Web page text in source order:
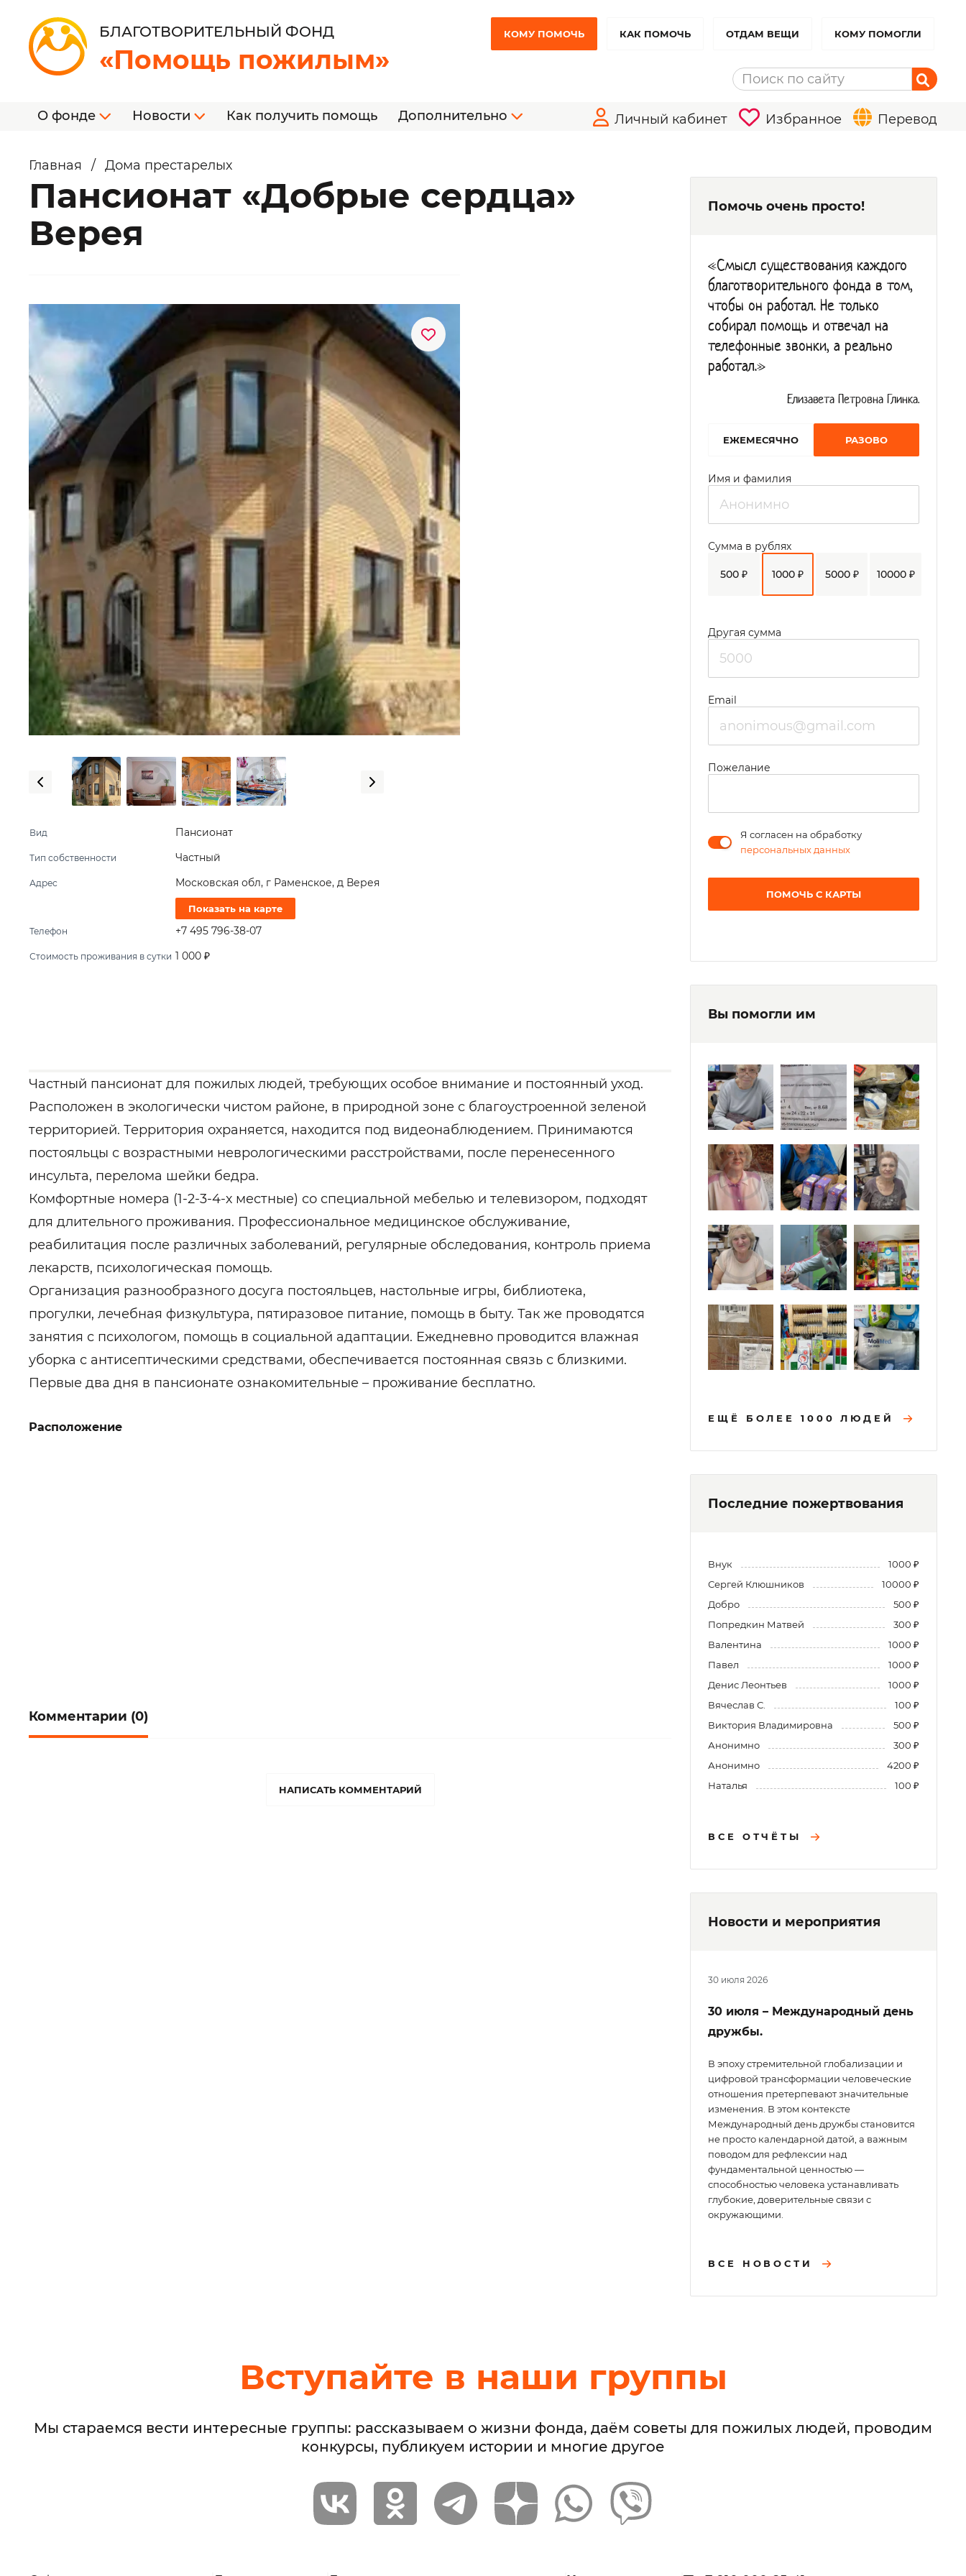
БЛАГОТВОРИТЕЛЬНЫЙ ФОНД
«Помощь пожилым»
КОМУ ПОМОЧЬ КАК ПОМОЧЬ ОТДАМ ВЕЩИ КОМУ ПОМОГЛИ
О фонде Новости Как получить помощь Дополнительно Личный кабинет Избранное Перевод
Главная / Дома престарелых
Пансионат «Добрые сердца»
Верея
Вид Пансионат
Тип собственности Частный
Адрес Московская обл, г Раменское, д Верея
Показать на карте
Телефон +7 495 796-38-07
Стоимость проживания в сутки 1 000 ₽
Частный пансионат для пожилых людей, требующих особое внимание и постоянный уход.
Расположен в экологически чистом районе, в природной зоне с благоустроенной зеленой
территорией. Территория охраняется, находится под видеонаблюдением. Принимаются
постояльцы с возрастными неврологическими расстройствами, после перенесенного
инсульта, перелома шейки бедра.
Комфортные номера (1-2-3-4-х местные) со специальной мебелью и телевизором, подходят
для длительного проживания. Профессиональное медицинское обслуживание,
реабилитация после различных заболеваний, регулярные обследования, контроль приема
лекарств, психологическая помощь.
Организация разнообразного досуга постояльцев, настольные игры, библиотека,
прогулки, лечебная физкультура, пятиразовое питание, помощь в быту. Так же проводятся
занятия с психологом, помощь в социальной адаптации. Ежедневно проводится влажная
уборка с антисептическими средствами, обеспечивается постоянная связь с близкими.
Первые два дня в пансионате ознакомительные – проживание бесплатно.
Расположение
Комментарии (0)
НАПИСАТЬ КОММЕНТАРИЙ
Помочь очень просто!
«Смысл существования каждого
благотворительного фонда в том,
чтобы он работал. Не только
собирал помощь и отвечал на
телефонные звонки, а реально
работал.»
Елизавета Петровна Глинка.
EЖЕМЕСЯЧНО РАЗОВО
Имя и фамилия
500 ₽ 1000 ₽ 5000 ₽ 10000 ₽
Сумма в рублях
Другая сумма
Email
Пожелание
Я согласен на обработку
персональных данных
ПОМОЧЬ С КАРТЫ
Вы помогли им
ЕЩЁ БОЛЕЕ 1000 ЛЮДЕЙ
Последние пожертвования
Внук
1000 ₽
Сергей Клюшников
10000 ₽
Добро
500 ₽
Попредкин Матвей
300 ₽
Валентина
1000 ₽
Павел
1000 ₽
Денис Леонтьев
1000 ₽
Вячеслав С.
100 ₽
Виктория Владимировна
500 ₽
Анонимно
300 ₽
Анонимно
4200 ₽
Наталья
100 ₽
ВСЕ ОТЧЁТЫ
Новости и мероприятия
30 июля 2026
30 июля – Международный день
дружбы.
В эпоху стремительной глобализации и
цифровой трансформации человеческие
отношения претерпевают значительные
изменения. В этом контексте
Международный день дружбы становится
не просто календарной датой, а важным
поводом для рефлексии над
фундаментальной ценностью —
способностью человека устанавливать
глубокие, доверительные связи с
окружающими.
ВСЕ НОВОСТИ
Вступайте в наши группы
Мы стараемся вести интересные группы: рассказываем о жизни фонда, даём советы для пожилых людей, проводим
конкурсы, публикуем истории и многие другое